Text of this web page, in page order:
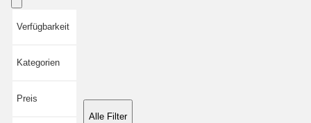
Verfügbarkeit
Kategorien
Preis
Alle Filter